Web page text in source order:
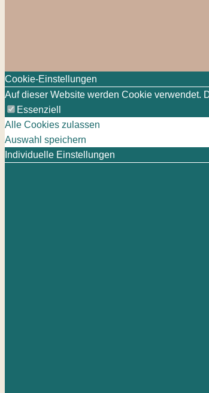
Cookie-Einstellungen
Auf dieser Website werden Cookie verwendet.
Essenziell
Alle Cookies zulassen
Auswahl speichern
Individuelle Einstellungen